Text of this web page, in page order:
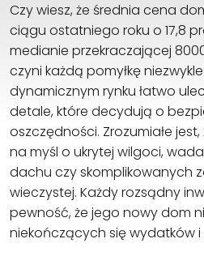
Czy wiesz, że średnia cena
ciągu ostatniego roku o 17,8
medianie przekraczającej
czyni każdą pomyłkę
dynamicznym rynku łatwo
detale, które decydują o
oszczędności. Zrozumiałe
na myśl o ukrytej wilgoci,
dachu czy skomplikowanych
wieczystej. Każdy rozsądny
pewność, że jego nowy dom
niekończących się wydatków